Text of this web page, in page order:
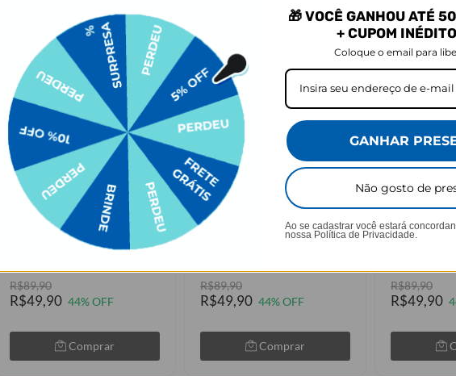
Pessoas que viram Sagrada Família, acabaram
LEVE 2, PAGUE 1
Jesus, Teu Deserto um Jardim
R$89,90
R$49,90 44% OFF
Comprar
LEVE 2, PAGUE 1
R$89,90
R$49,90 44% OFF
Comprar
LEVE
Mãe Maria -
R$89,90
R$49,90
🎁 VOCÊ GANHOU ATÉ
+ CUPOM
Coloque o email para
GANHAR
Não gosto de
Ao se cadastrar você estará
nossa Política de Privacidade.